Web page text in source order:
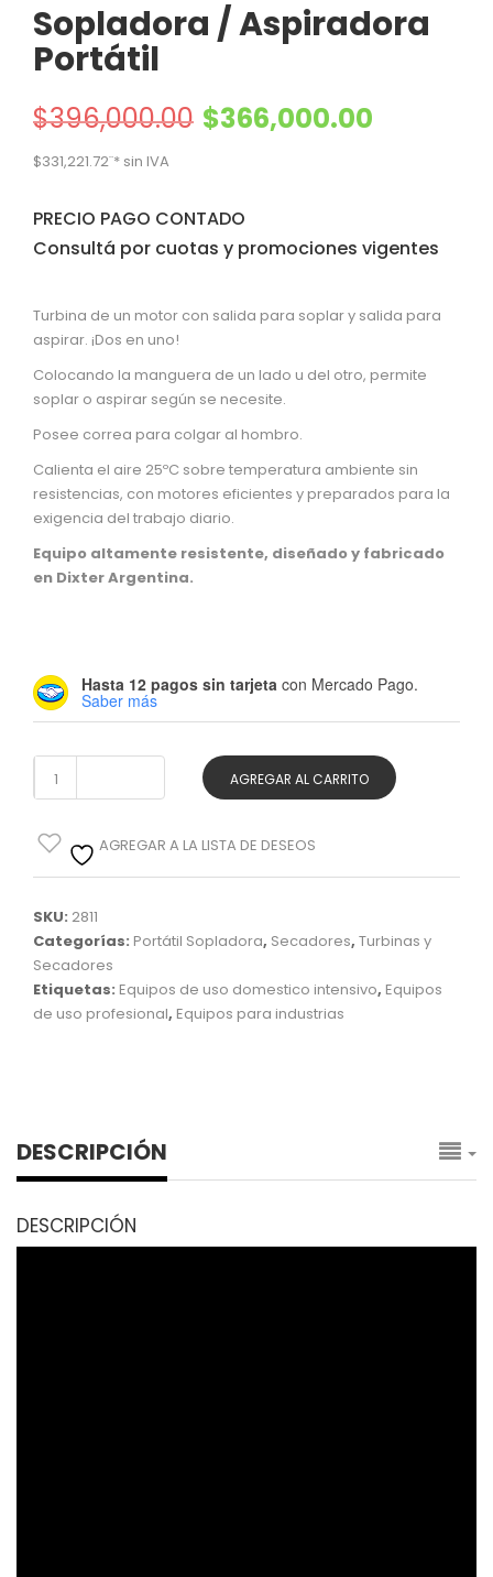
Sopladora / Aspiradora
Portátil
$396,000.00 El precio original era: $396,000.00.
$366,000.00
$331,221.72¨* sin IVA
PRECIO PAGO CONTADO
Consultá por cuotas y promociones vigentes
Turbina de un motor con salida para soplar y salida para
aspirar. ¡Dos en uno!
Colocando la manguera de un lado u del otro, permite
soplar o aspirar según se necesite.
Posee correa para colgar al hombro.
Calienta el aire 25ºC sobre temperatura ambiente sin
resistencias, con motores eficientes y preparados para la
exigencia del trabajo diario.
Equipo altamente resistente, diseñado y fabricado
en Dixter Argentina.
Hasta 12 pagos sin tarjeta con Mercado Pago.
Saber más
Sopladora
Aspiradora
Portátil
cantidad
AGREGAR AL CARRITO
AGREGAR A LA LISTA DE DESEOS
SKU: 2811
Categorías: Portátil Sopladora, Secadores, Turbinas y
Secadores
Etiquetas: Equipos de uso domestico intensivo, Equipos
de uso profesional, Equipos para industrias
DESCRIPCIÓN
DESCRIPCIÓN